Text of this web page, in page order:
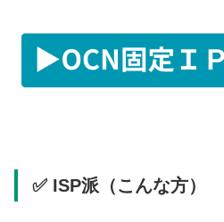
✅ ISP派（こんな方）